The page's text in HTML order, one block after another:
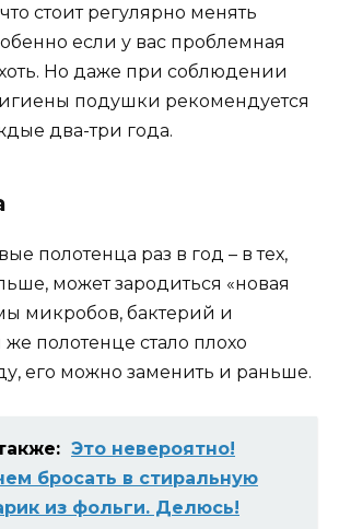
стоит регулярно менять
если у вас проблемная
Но даже при соблюдении
подушки рекомендуется
два-три года.
полотенца раз в год – в тех,
может зародиться «новая
микробов, бактерий и
полотенце стало плохо
его можно заменить и раньше.
Это невероятно!
бросать в стиральную
из фольги. Делюсь!